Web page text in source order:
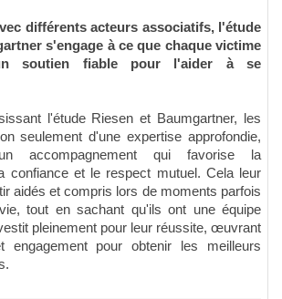
différents acteurs associatifs, l'étude
s'engage à ce que chaque victime
soutien fiable pour l'aider à se
l'étude Riesen et Baumgartner, les
seulement d'une expertise approfondie,
accompagnement qui favorise la
confiance et le respect mutuel. Cela leur
aidés et compris lors de moments parfois
tout en sachant qu'ils ont une équipe
pleinement pour leur réussite, œuvrant
engagement pour obtenir les meilleurs